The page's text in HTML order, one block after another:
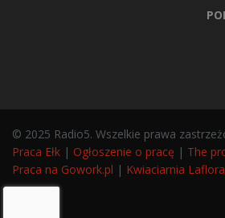
© 2025 Radio5. Wszelkie prawa
Praca Ełk | Ogłoszenie o pracę | The
Praca na Gowork.pl | Kwiaciarnia